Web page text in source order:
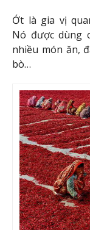
Ớt là gia vị
Nó được dùng
nhiều món ăn,
bò…